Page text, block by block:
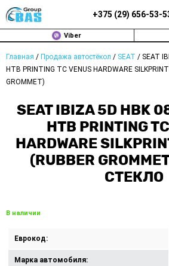
+375 (29) 656-53-
Viber
Главная / Продажа автостёкол / SEAT / SEAT
HTB PRINTING TC VENUS HARDWARE
GROMMET)
SEAT IBIZA 5D HBK
HTB PRINTING
HARDWARE
(RUBBER
СТЕКЛО
В наличии
Еврокод:
Марка автомобиля:
ЗАМЕНА АВТОСТЕКОЛ В МИНСКЕ
ДОП. УСЛУГИ